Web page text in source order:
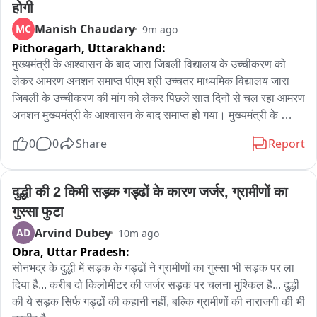
कर दी और कर्मचारियों के साथ मारपीट की। बताया जा रहा है कि आरोपी
ब्लैक रंग की थार गाड़ी से दुकान पर पहुंचे थे। तोड़फोड़ और मारपीट की पूरी
घटना दुकान में लगे CCTV कैमरों में रिकॉर्ड हो गई।
होगी
MC Manish Chaudary 9m ago
Pithoragarh, Uttarakhand:
मुख्यमंत्री के आश्वासन के बाद जारा जिबली विद्यालय के उच्चीकरण को
लेकर आमरण अनशन समाप्त पीएम श्री उच्चतर माध्यमिक विद्यालय जारा
जिबली के उच्चीकरण की मांग को लेकर पिछले सात दिनों से चल रहा आमरण
अनशन मुख्यमंत्री के आश्वासन के बाद समाप्त हो गया। मुख्यमंत्री के
स्थल पहुंचे और अनशनकारियों से वार्ता की। इस दौरान वीडियो कॉल के
ने आश्वासन दिया कि इसी शैक्षणिक सत्र से विद्यालय में कक्षा 11वीं की
पढ़ाई शुरू कराई जाएगी। इसके बाद अपर जिलाधिकारी पिथौरागढ़ योगेंद्र
सिंह और भाजपा ओबीसी मोर्चा जिलाध्यक्ष प्रदीप रावत ने राज्य आंदोलनकारी
रूप सिंह धामी एवं युवा सामाजिक कार्यकर्ता जगजीवन सिंह धामी का अनशन
समाप्त कराया। आंदोलन का नेतृत्व कर रहे क्षेत्र पंचायत सदस्य रमेश सिंह
धामी ने कहा कि सात दिनों तक चले संघर्ष में ग्रामीणों की एकजुटता और धैर्य
की जीत हुई है। मुख्यमंत्री का आश्वासन क्षेत्र के विद्यार्थियों के भविष्य के
लिए महत्वपूर्ण कदम है। उन्होंने आंदोलन में सहयोग करने वाले ग्रामीणों,
0 0 Share Report
दुद्धी की 2 किमी सड़क गड्ढों के कारण जर्जर, ग्रामीणों का
गुस्सा फुटा
AD Arvind Dubey 10m ago
Obra, Uttar Pradesh:
सोनभद्र के दुद्धी में सड़क के गड्ढों ने ग्रामीणों का गुस्सा भी सड़क पर ला
दिया है... करीब दो किलोमीटर की जर्जर सड़क पर चलना मुश्किल है... दुद्धी
की ये सड़क सिर्फ गड्ढों की कहानी नहीं, बल्कि ग्रामीणों की नाराजगी की भी